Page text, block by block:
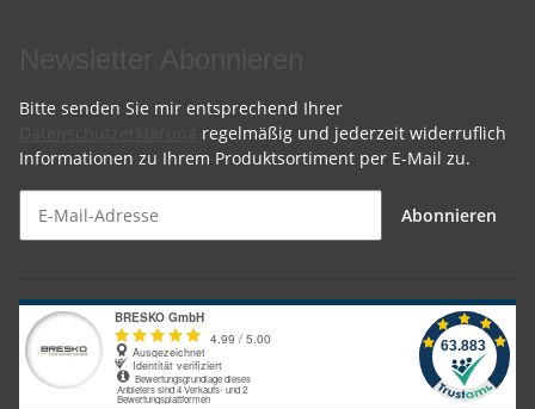
Bitte senden Sie mir entsprechend Ihrer
regelmäßig und jederzeit widerruflich
Informationen zu Ihrem Produktsortiment per E-Mail zu.
Abonnieren